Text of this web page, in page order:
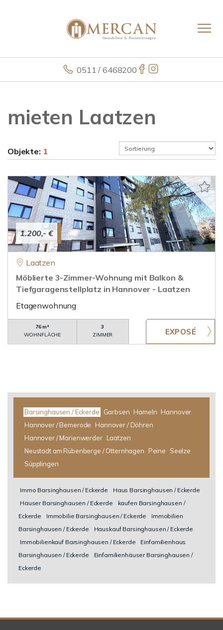
0511 / 6468200
mieten Laatzen
Objekte: 1
1.200,- €
Laatzen
Möblierte 3-Zimmer-Wohnung mit Balkon &
Tiefgaragenstellplatz in Hannover - Laatzen
Etagenwohnung
76 m²
WOHNFLÄCHE
3
ZIMMER
Barsinghausen / Eckerde Garbsen Hameln Hannover
Hannover / Bemerode
Hannover / Döhren
Hannover / Marienwerder Laatzen
Neustadt am Rübenberge / Otternhagen
Peine
Seelze
Süpplingen
Immo Barsinghausen / Eckerde
Haus Barsinghausen / Eckerde
Häuser Barsinghausen / Eckerde
kaufen Barsinghausen /
Eckerde
Immobilie Barsinghausen / Eckerde
Immobilien
Barsinghausen / Eckerde
Hauskauf Barsinghausen / Eckerde
Immobilienkauf Barsinghausen / Eckerde
Einfamilienhaus
Barsinghausen / Eckerde
Einfamilienhäuser Barsinghausen /
Eckerde